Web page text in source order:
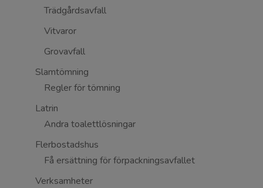
Trädgårdsavfall
Vitvaror
Grovavfall
Slamtömning
Regler för tömning
Latrin
Andra toalettlösningar
Flerbostadshus
Få ersättning för förpackningsavfallet
Verksamheter